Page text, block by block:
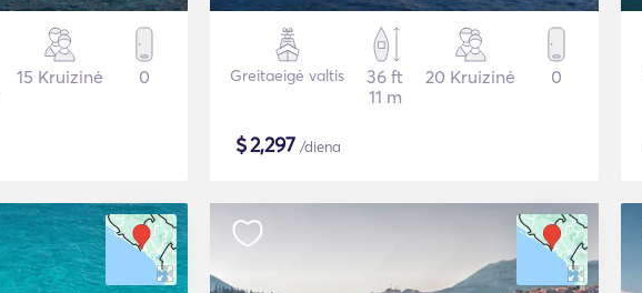
15 Kruizinė 0 Greitaeigė valtis
36 ft
11 m
20 Kruizinė 0
$2,297 /diena